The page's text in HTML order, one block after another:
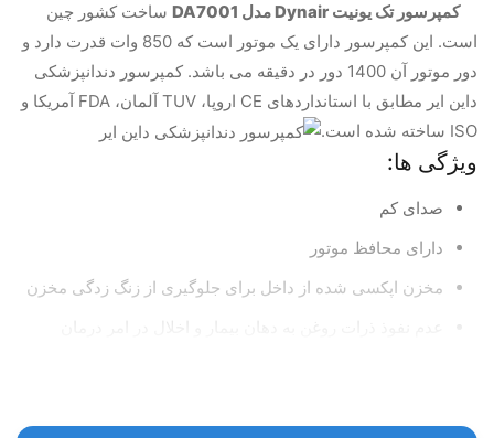
کمپرسور تک یونیت Dynair مدل DA7001
ساخت کشور چین
است. این کمپرسور دارای یک موتور است که 850 وات قدرت دارد و
دور موتور آن 1400 دور در دقیقه می باشد. کمپرسور دندانپزشکی
داین ایر مطابق با استانداردهای CE اروپا، TUV آلمان، FDA آمریکا و
ISO ساخته شده است.
ویژگی ها:
صدای کم
دارای محافظ موتور
مخزن اپکسی شده از داخل برای جلوگیری از زنگ زدگی مخزن